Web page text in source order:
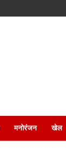
मनोरंजन खेल